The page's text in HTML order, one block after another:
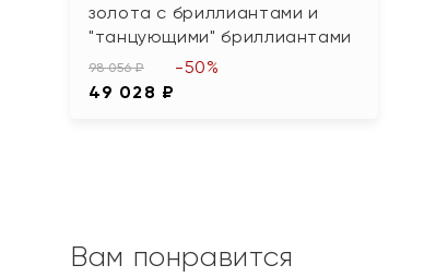
золота с бриллиантами и
"танцующими" бриллиантами
98 056 ₽
49 028 ₽
-50%
Вам понравится